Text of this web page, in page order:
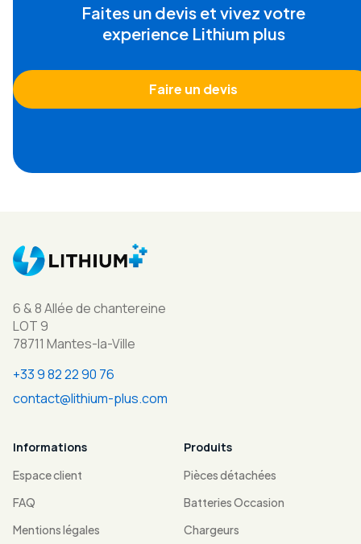
Faites un devis et vivez votre
experience Lithium plus
Faire un devis
6 & 8 Allée de chantereine
LOT 9
78711 Mantes-la-Ville
+33 9 82 22 90 76
contact@lithium-plus.com
Informations
Espace client
FAQ
Mentions légales
Produits
Pièces détachées
Batteries Occasion
Chargeurs